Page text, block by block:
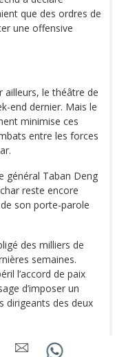
que des ordres de
une offensive
ailleurs, le théâtre de
end dernier. Mais le
minimise ces
entre les forces
général Taban Deng
reste encore
son porte-parole
des milliers de
semaines.
l’accord de paix
d’imposer un
dirigeants des deux